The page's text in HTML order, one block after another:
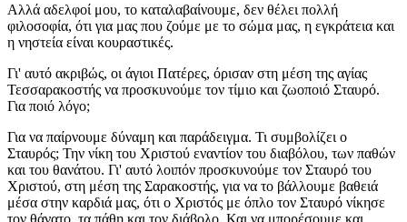
Αλλά αδελφοί μου, το καταλαβαίνουμε, δεν θέλει πολλή
φιλοσοφία, ότι για μας που ζούμε με το σώμα μας, η εγκράτεια και
η νηστεία είναι κουραστικές.
Γι' αυτό ακριβώς, οι άγιοι Πατέρες, όρισαν στη μέση της αγίας
Τεσσαρακοστής να προσκυνούμε τον τίμιο και ζωοποιό Σταυρό.
Για ποιό λόγο;
Για να παίρνουμε δύναμη και παράδειγμα. Τι συμβολίζει ο
Σταυρός; Την νίκη του Χριστού εναντίον του διαβόλου, των παθών
και του θανάτου. Γι' αυτό λοιπόν προσκυνούμε τον Σταυρό του
Χριστού, στη μέση της Σαρακοστής, για να το βάλλουμε βαθειά
μέσα στην καρδιά μας, ότι ο Χριστός με όπλο τον Σταυρό νίκησε
τον θάνατο, τα πάθη και τον διάβολο. Και να μπορέσουμε και